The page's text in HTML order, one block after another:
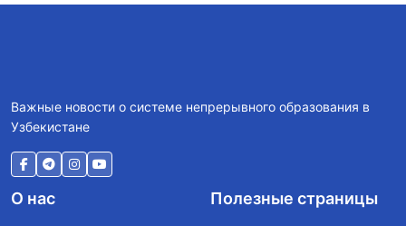
Важные новости о системе непрерывного образования в
Узбекистане
О нас Полезные страницы